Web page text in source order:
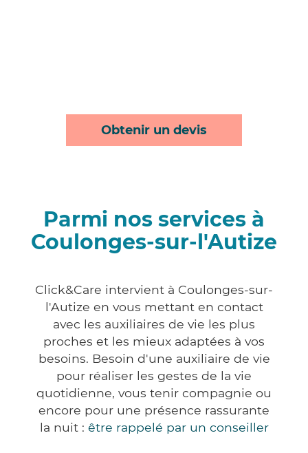
Obtenir un devis
Parmi nos services à
Coulonges-sur-l'Autize
Click&Care intervient à Coulonges-sur-
l'Autize en vous mettant en contact
avec les auxiliaires de vie les plus
proches et les mieux adaptées à vos
besoins. Besoin d'une auxiliaire de vie
pour réaliser les gestes de la vie
quotidienne, vous tenir compagnie ou
encore pour une présence rassurante
la nuit : être rappelé par un conseiller